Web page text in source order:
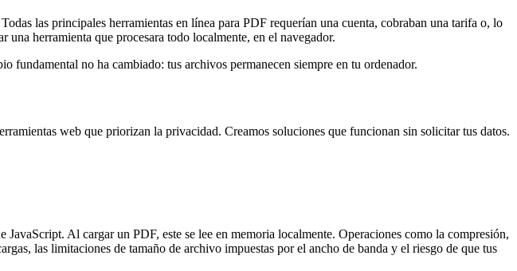
las principales herramientas en línea para PDF requerían una cuenta, cobraban una tarifa o, lo
herramienta que procesara todo localmente, en el navegador.
no ha cambiado: tus archivos permanecen siempre en tu ordenador.
web que priorizan la privacidad. Creamos soluciones que funcionan sin solicitar tus datos.
Al cargar un PDF, este se lee en memoria localmente. Operaciones como la compresión,
las limitaciones de tamaño de archivo impuestas por el ancho de banda y el riesgo de que tus